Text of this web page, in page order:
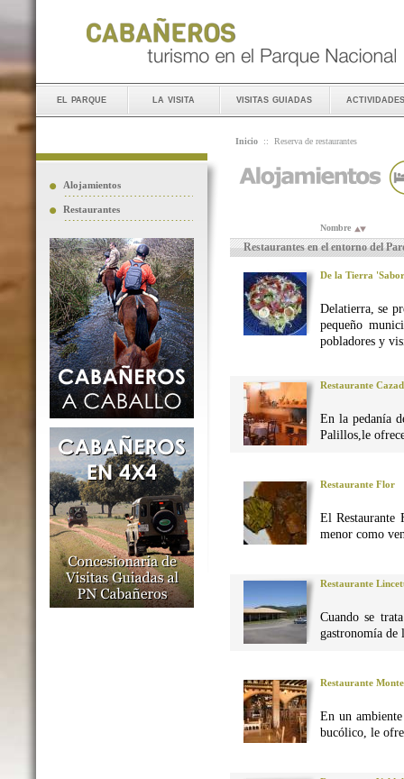
el parque la visita visitas guiadas actividades
Alojamientos
Restaurantes
Inicio :: Reserva de restaurantes
Nombre
Restaurantes en el entorno del
De la Tierra
Delatierra, se
pequeño
pobladores y
Restaurante
En la pedanía
Palillos,le
Restaurante Flor
El Restaurante
menor como
Restaurante
Cuando se
gastronomía de
Restaurante
En un
bucólico, le